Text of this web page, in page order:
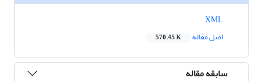
اصل مقاله
570.45 K
سابقه مقاله